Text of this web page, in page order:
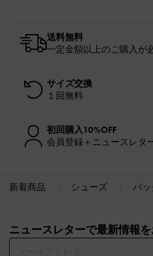
送料無料
一定金額以上のご購入が
サイズ交換
１回無料
初回購入10%OFF
会員登録＋ニュースレタ
新着商品 シューズ バ
ニュースレターで最新情報を